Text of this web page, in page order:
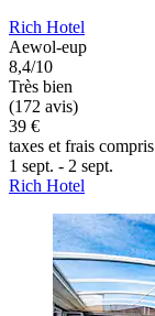
Rich Hotel
Aewol-eup
8,4/10
Très bien
(172 avis)
39 €
taxes et frais compris
1 sept. - 2 sept.
Rich Hotel